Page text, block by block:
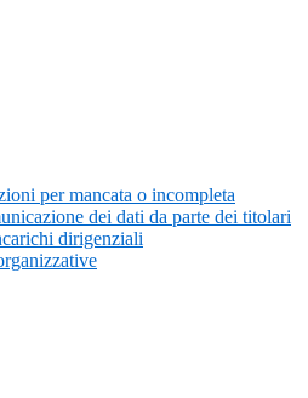
per mancata o incompleta
dei dati da parte dei titolari
dirigenziali